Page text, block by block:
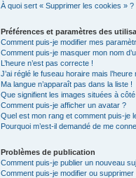
À quoi sert « Supprimer les cookies » ?
Préférences et paramètres des
Comment puis-je modifier mes
Comment puis-je masquer mon nom
L’heure n’est pas correcte !
J’ai réglé le fuseau horaire mais
Ma langue n’apparaît pas dans la liste !
Que signifient les images situées à
Comment puis-je afficher un avatar ?
Quel est mon rang et comment puis-je
Pourquoi m’est-il demandé de me
Problèmes de publication
Comment puis-je publier un nouveau
Comment puis-je modifier ou